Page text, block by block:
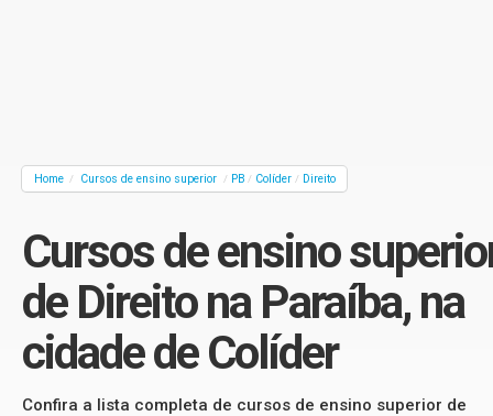
Home / Cursos de ensino superior / PB / Colíder / Direito
Cursos de ensino
de Direito na Paraíba, na
cidade de Colíder
Confira a lista completa de cursos de ensino superior de